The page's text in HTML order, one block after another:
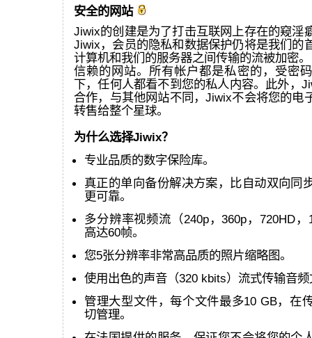
安全的网站
Jiwix的创建是为了打击互联网上存在的窥淫
Jiwix，会员的隐私和数据保护仍将是我们的
计算机和我们的服务器之间传输的流被加密
信赖的网站。所有帐户都是私密的，受密
下，任何人都看不到您的私人内容。此外，
合作，与其他网站不同，Jiwix不会将您的电
转售给整个星球。
为什么选择Jiwix？
专业品质的数字保险库。
真正的单向备份解决方案，比自动双向同
更可靠。
多分辨率视频流（240p，360p，720HD
高达60帧。
您5张分辨率非常高品质的照片缩略图。
使用出色的声音（320 kbits）流式传输音
管理大型文件，每个文件最多10 GB，在
切管理。